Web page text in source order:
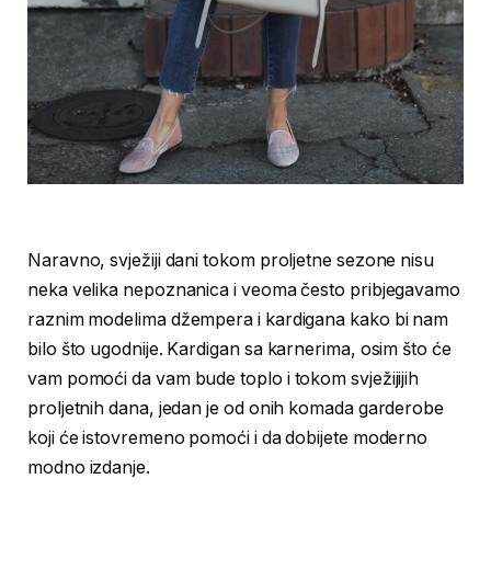
Naravno, svježiji dani tokom proljetne sezone nisu
neka velika nepoznanica i veoma često pribjegavamo
raznim modelima džempera i kardigana kako bi nam
bilo što ugodnije. Kardigan sa karnerima, osim što će
vam pomoći da vam bude toplo i tokom svježijijih
proljetnih dana, jedan je od onih komada garderobe
koji će istovremeno pomoći i da dobijete moderno
modno izdanje.